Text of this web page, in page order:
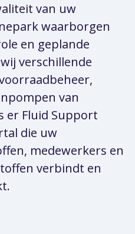
van uw
waarborgen
en geplande
verschillende
van
er Fluid Support
die uw
medewerkers en
verbindt en